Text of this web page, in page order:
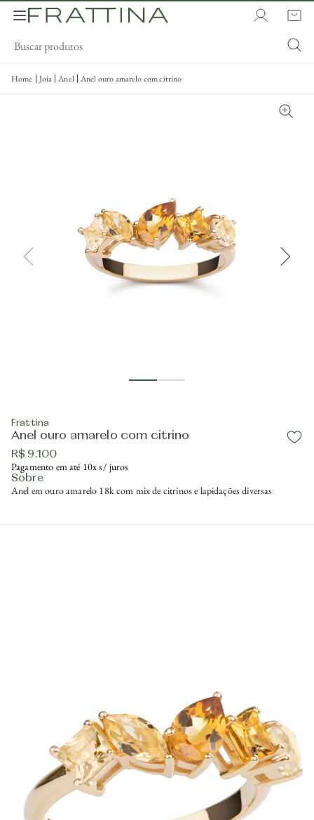
Home Joia Anel Anel ouro amarelo com citrino
Frattina
Anel ouro amarelo com citrino
R$ 9.100
Pagamento em até 10x s/ juros
Sobre
Anel em ouro amarelo 18k com mix de citrinos e lapidações diversas